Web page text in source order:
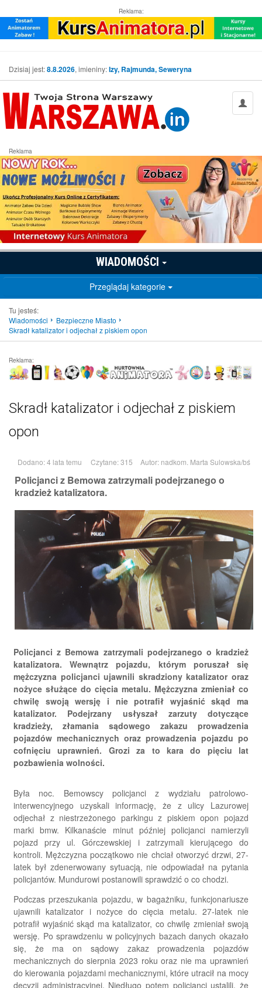
Reklama:
Dzisiaj jest:8.8.2026, imieniny:Izy, Rajmunda, Seweryna
Reklama
WIADOMOŚCI
Przeglądaj kategorie
Tu jesteś:
Wiadomości
Bezpieczne Miasto
Skradł katalizator i odjechał z piskiem opon
Reklama:
Skradł katalizator i odjechał z piskiem
opon
Dodano: 4 lata temu Czytane: 315 Autor: nadkom. Marta Sulowska/bś
Policjanci z Bemowa zatrzymali podejrzanego o
kradzież katalizatora.
Policjanci z Bemowa zatrzymali podejrzanego o kradzież
katalizatora. Wewnątrz pojazdu, którym poruszał się
mężczyzna policjanci ujawnili skradziony katalizator oraz
nożyce służące do cięcia metalu. Mężczyzna zmieniał co
chwilę swoją wersję i nie potrafił wyjaśnić skąd ma
katalizator. Podejrzany usłyszał zarzuty dotyczące
kradzieży, złamania sądowego zakazu prowadzenia
pojazdów mechanicznych oraz prowadzenia pojazdu po
cofnięciu uprawnień. Grozi za to kara do pięciu lat
pozbawienia wolności.
Była noc. Bemowscy policjanci z wydziału patrolowo-
interwencyjnego uzyskali informację, że z ulicy Lazurowej
odjechał z niestrzeżonego parkingu z piskiem opon pojazd
marki bmw. Kilkanaście minut później policjanci namierzyli
pojazd przy ul. Górczewskiej i zatrzymali kierującego do
kontroli. Mężczyzna początkowo nie chciał otworzyć drzwi, 27-
latek był zdenerwowany sytuacją, nie odpowiadał na pytania
policjantów. Mundurowi postanowili sprawdzić o co chodzi.
Podczas przeszukania pojazdu, w bagażniku, funkcjonariusze
ujawnili katalizator i nożyce do cięcia metalu. 27-latek nie
potrafił wyjaśnić skąd ma katalizator, co chwilę zmieniał swoją
wersję. Po sprawdzeniu w policyjnych bazach danych okazało
się, że ma on sądowy zakaz prowadzenia pojazdów
mechanicznych do sierpnia 2023 roku oraz nie ma uprawnień
do kierowania pojazdami mechanicznymi, które utracił na mocy
decyzji administracyjnej. Niedługo potem policjanci ustalili, że